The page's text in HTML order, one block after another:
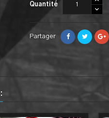
Quantité
Partager